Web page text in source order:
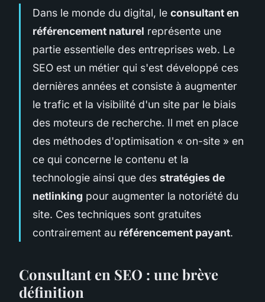
Dans le monde du digital, le consultant en
référencement naturel représente une
partie essentielle des entreprises web. Le
SEO est un métier qui s'est développé ces
dernières années et consiste à augmenter
le trafic et la visibilité d'un site par le biais
des moteurs de recherche. Il met en place
des méthodes d'optimisation « on-site » en
ce qui concerne le contenu et la
technologie ainsi que des stratégies de
netlinking pour augmenter la notoriété du
site. Ces techniques sont gratuites
contrairement au référencement payant.
Consultant en SEO : une brève
définition